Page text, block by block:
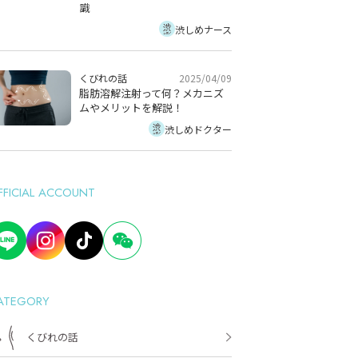
識
渋しめナース
くびれの話 2025/04/09
脂肪溶解注射って何？メカニズ
ムやメリットを解説！
渋しめドクター
ACCOUNT
くびれの話